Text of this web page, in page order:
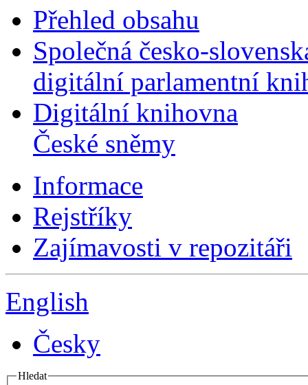
Přehled obsahu
Společná česko-
digitální parlamentní
Digitální knihovna
České sněmy
Informace
Rejstříky
Zajímavosti v repozitáři
English
Česky
Hledat